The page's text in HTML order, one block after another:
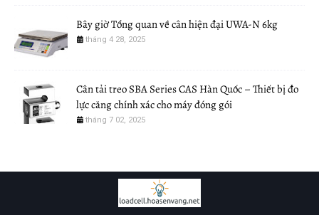
Bây giờ Tổng quan về cân hiện đại UWA-N 6kg
tháng 4 28, 2025
Cân tải treo SBA Series CAS Hàn Quốc – Thiết bị đo
lực căng chính xác cho máy đóng gói
tháng 7 02, 2025